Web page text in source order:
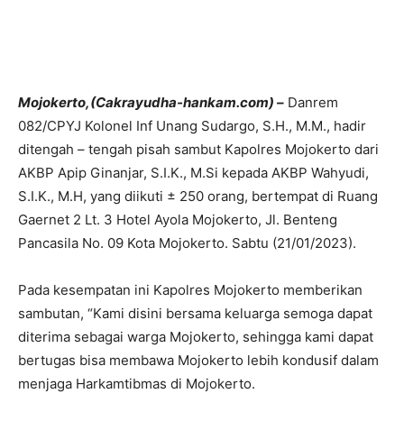
Mojokerto,(Cakrayudha-hankam.com) – Danrem
082/CPYJ Kolonel Inf Unang Sudargo, S.H., M.M., hadir
ditengah – tengah pisah sambut Kapolres Mojokerto dari
AKBP Apip Ginanjar, S.I.K., M.Si kepada AKBP Wahyudi,
S.I.K., M.H, yang diikuti ± 250 orang, bertempat di Ruang
Gaernet 2 Lt. 3 Hotel Ayola Mojokerto, Jl. Benteng
Pancasila No. 09 Kota Mojokerto. Sabtu (21/01/2023).
Pada kesempatan ini Kapolres Mojokerto memberikan
sambutan, “Kami disini bersama keluarga semoga dapat
diterima sebagai warga Mojokerto, sehingga kami dapat
bertugas bisa membawa Mojokerto lebih kondusif dalam
menjaga Harkamtibmas di Mojokerto.